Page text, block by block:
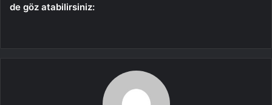
de göz atabilirsiniz: